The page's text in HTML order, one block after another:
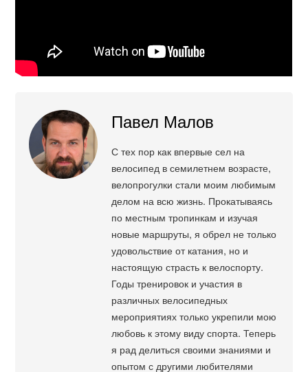
Павел Малов
С тех пор как впервые сел на
велосипед в семилетнем возрасте,
велопрогулки стали моим любимым
делом на всю жизнь. Прокатываясь
по местным тропинкам и изучая
новые маршруты, я обрел не только
удовольствие от катания, но и
настоящую страсть к велоспорту.
Годы тренировок и участия в
различных велосипедных
мероприятиях только укрепили мою
любовь к этому виду спорта. Теперь
я рад делиться своими знаниями и
опытом с другими любителями